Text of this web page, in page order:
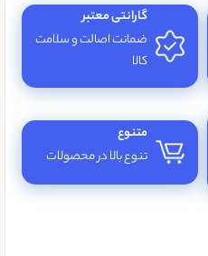
گارانتی معتبر
ضمانت اصالت و سلامت
کالا
متنوع
تنوع بالا در محصولات